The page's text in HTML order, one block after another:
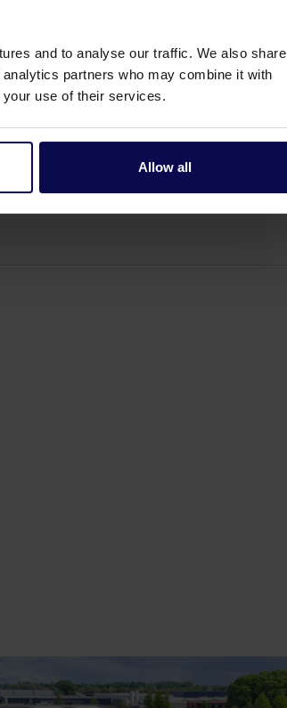
and to analyse our traffic. We also share
partners who may combine it with
your use of their services.
Allow all